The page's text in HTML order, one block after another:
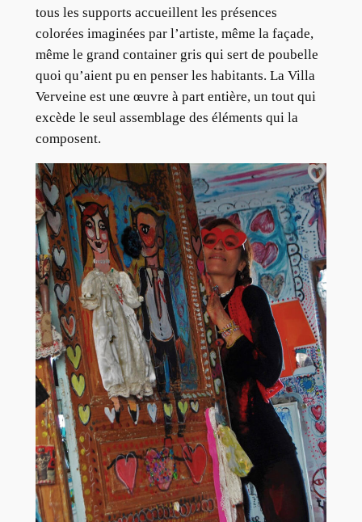
tous les supports accueillent les présences
colorées imaginées par l’artiste, même la façade,
même le grand container gris qui sert de poubelle
quoi qu’aient pu en penser les habitants. La Villa
Verveine est une œuvre à part entière, un tout qui
excède le seul assemblage des éléments qui la
composent.